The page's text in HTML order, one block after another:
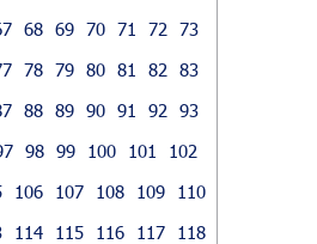
68 69 70 71 72
73
78 79 80 81 82
83
88 89 90 91 92
93
98 99 100 101
102
106 107 108 109
110
114 115 116 117
118